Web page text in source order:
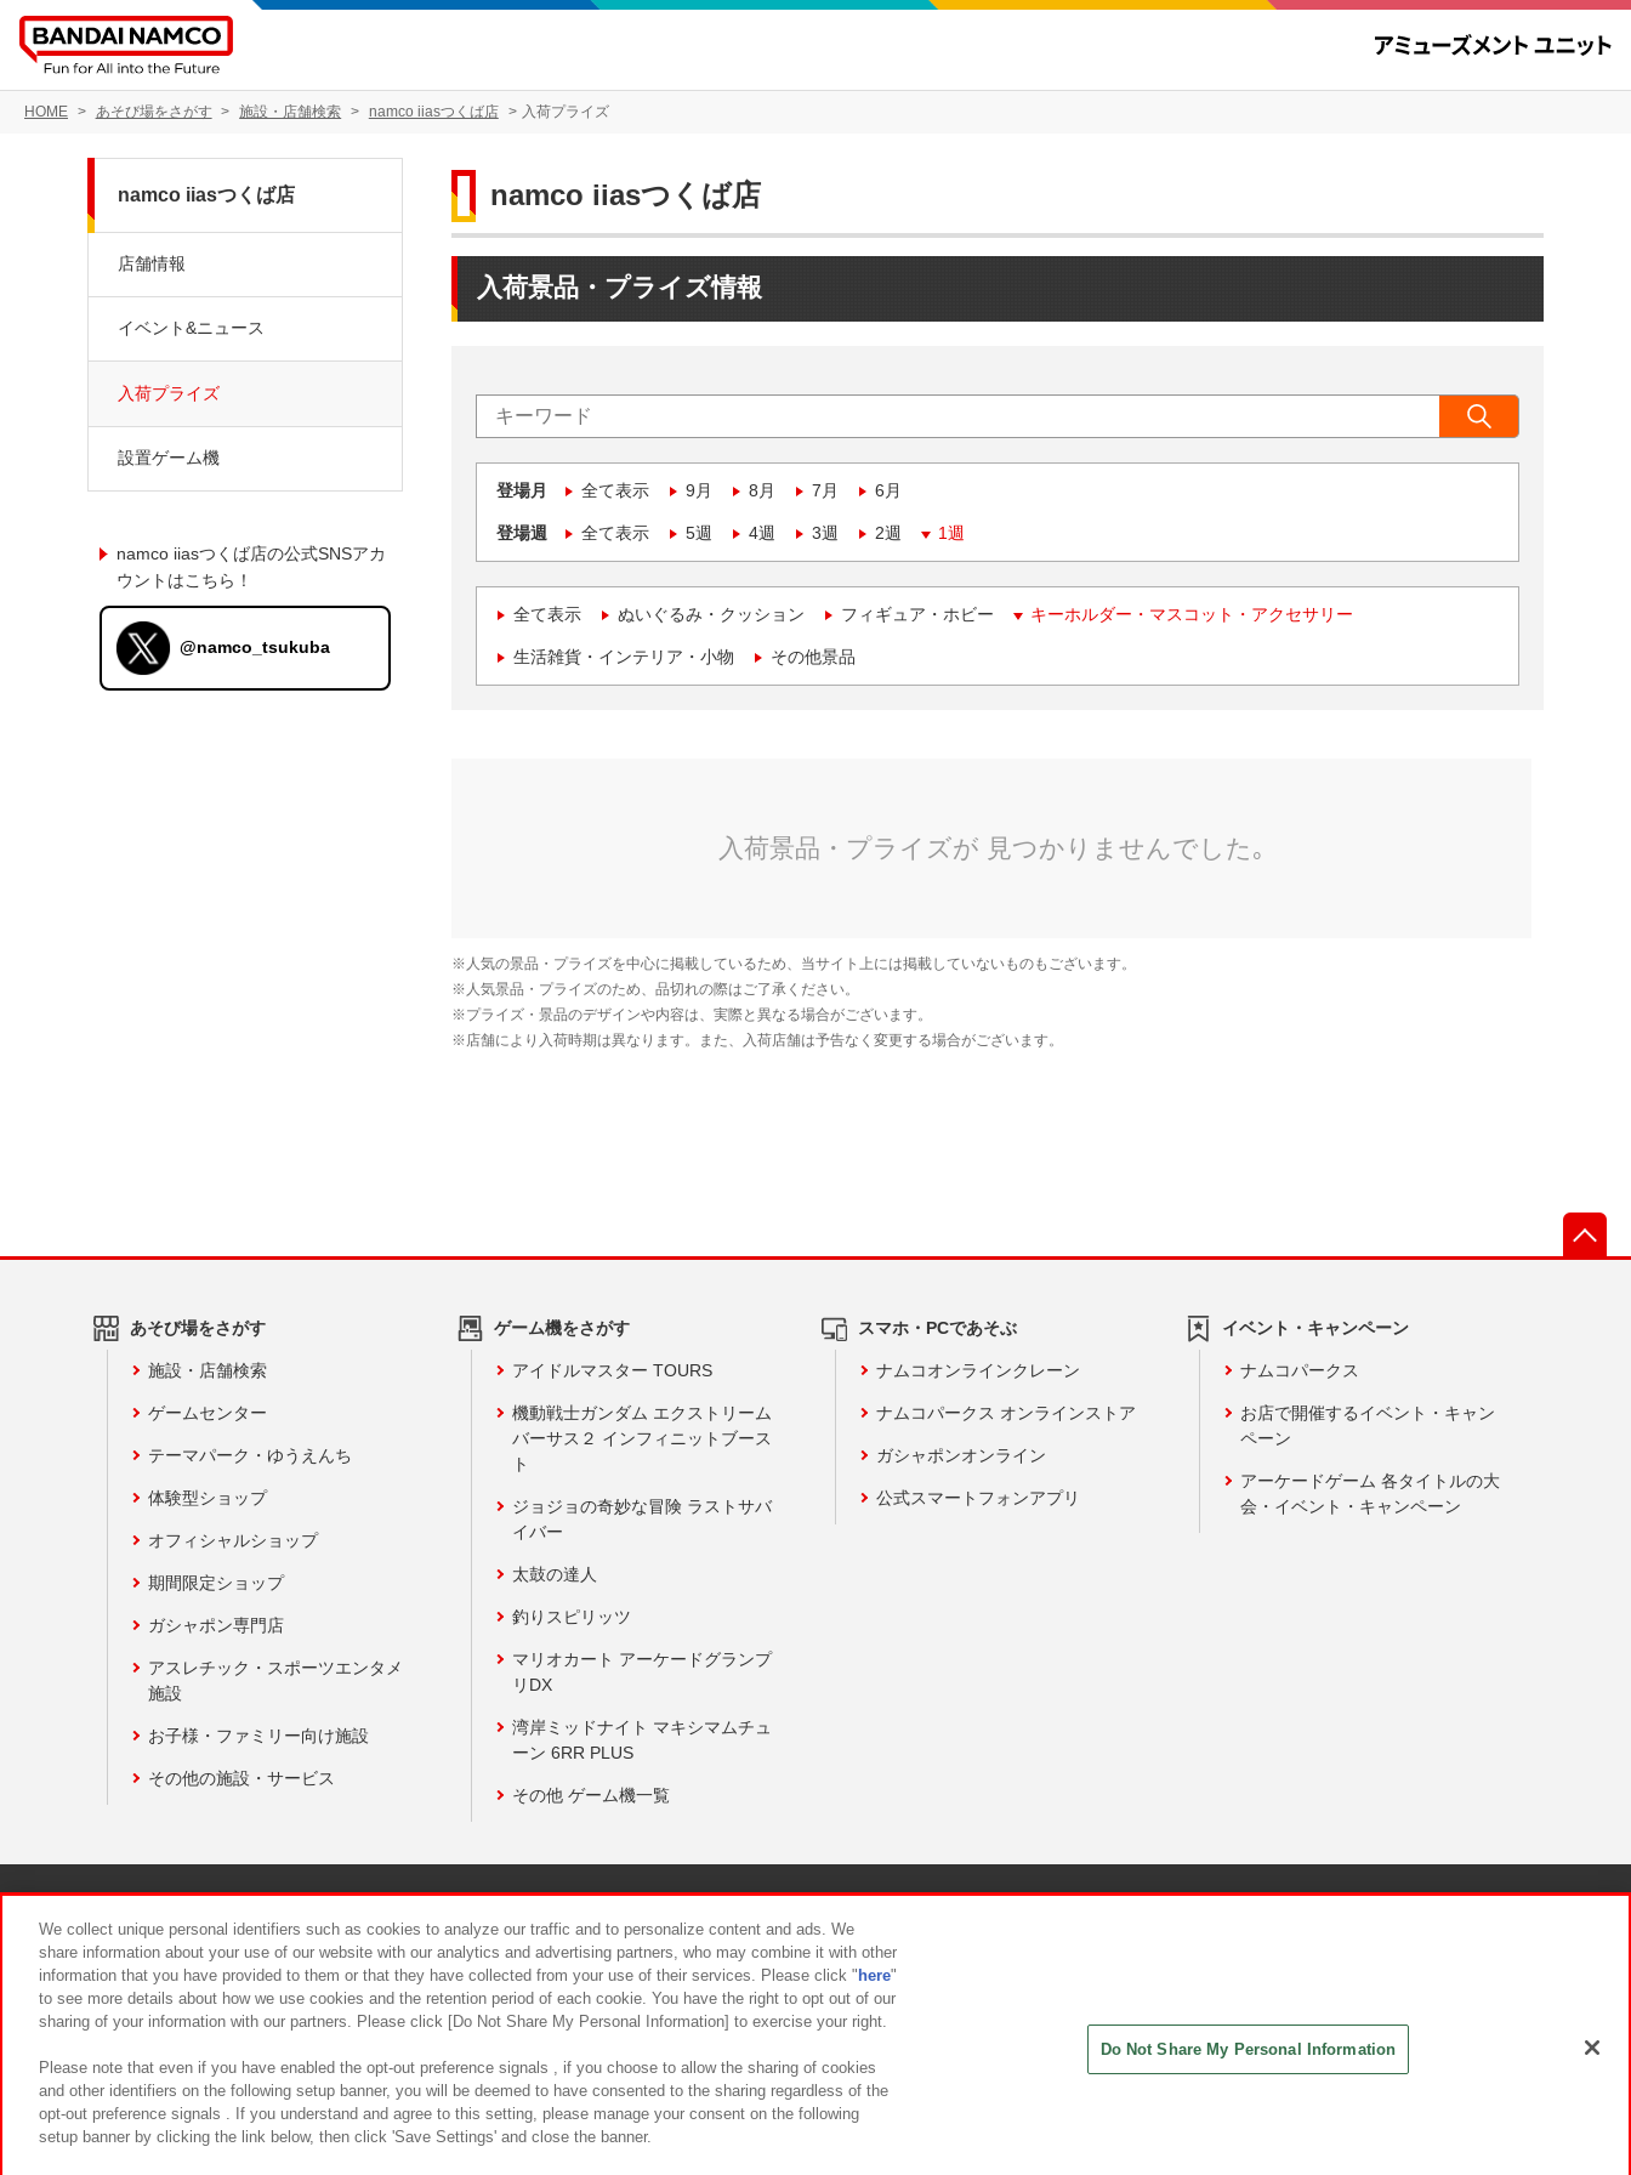
HOME あそび場をさがす 施設・店舗検索 namco iiasつくば店 入荷プライズ
namco iiasつくば店
入荷景品・プライズ情報
登場月 全て表示 9月 8月 7月 6月
登場週 全て表示 5週 4週 3週 2週 1週
全て表示 ぬいぐるみ・クッション フィギュア・ホビー キーホルダー・マスコット・アクセサリー
生活雑貨・インテリア・小物 その他景品
namco iiasつくば店
店舗情報
イベント&ニュース
入荷プライズ
設置ゲーム機
namco iiasつくば店の公式SNSアカ
ウントはこちら！
@namco_tsukuba
あそび場をさがす
施設・店舗検索
ゲームセンター
テーマパーク・ゆうえんち
体験型ショップ
オフィシャルショップ
期間限定ショップ
ガシャポン専門店
アスレチック・スポーツエンタメ
施設
お子様・ファミリー向け施設
その他の施設・サービス
ゲーム機をさがす
アイドルマスター TOURS
機動戦士ガンダム エクストリーム
バーサス２ インフィニットブース
ト
ジョジョの奇妙な冒険 ラストサバ
イバー
太鼓の達人
釣りスピリッツ
マリオカート アーケードグランプ
リDX
湾岸ミッドナイト マキシマムチュ
ーン 6RR PLUS
その他 ゲーム機一覧
スマホ・PCであそぶ
ナムコオンラインクレーン
ナムコパークス オンラインストア
ガシャポンオンライン
公式スマートフォンアプリ
イベント・キャンペーン
ナムコパークス
お店で開催するイベント・キャン
ペーン
アーケードゲーム 各タイトルの大
会・イベント・キャンペーン
食品のご提供について カスタマーハラスメント対応方針
We collect unique personal identifiers such as cookies to analyze our traffic and to personalize content and ads. We
share information about your use of our website with our analytics and advertising partners, who may combine it with other
information that you have provided to them or that they have collected from your use of their services. Please click " here"
to see more details about how we use cookies and the retention period of each cookie. You have the right to opt out of our
sharing of your information with our partners. Please click [Do Not Share My Personal Information] to exercise your right.
Please note that even if you have enabled the opt-out preference signals , if you choose to allow the sharing of cookies
and other identifiers on the following setup banner, you will be deemed to have consented to the sharing regardless of the
opt-out preference signals . If you understand and agree to this setting, please manage your consent on the following
setup banner by clicking the link below, then click 'Save Settings' and close the banner.
Do Not Share My Personal Information